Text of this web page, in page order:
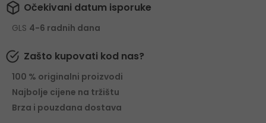
Očekivani datum isporuke
GLS 4-6 radnih dana
Zašto kupovati kod nas?
100 % originalni proizvodi
Najbolje cijene na tržištu
Brza i pouzdana dostava